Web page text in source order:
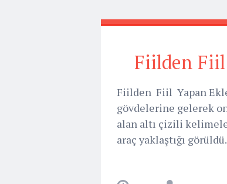
Fiilden
Fiilden Fiil Yapan
gövdelerine gelerek
alan altı çizili
araç yaklaştığı